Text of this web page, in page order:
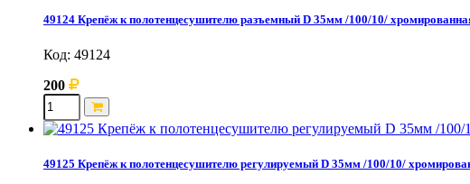
49124 Крепёж к полотенцесушителю разъемный D 35мм /100/10/
Код: 49124
200
49125 Крепёж к полотенцесушителю регулируемый D 35мм /100/10/